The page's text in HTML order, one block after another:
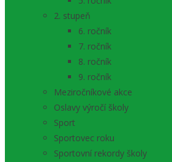
2. stupeň
6. ročník
7. ročník
8. ročník
9. ročník
Meziročníkové akce
Oslavy výročí školy
Sport
Sportovec roku
Sportovní rekordy školy